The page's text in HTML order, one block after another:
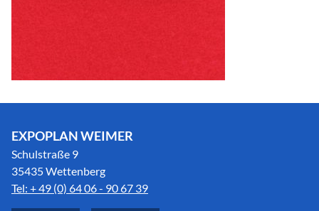
EXPOPLAN WEIMER
Schulstraße 9
35435 Wettenberg
Tel: + 49 (0) 64 06 - 90 67 39